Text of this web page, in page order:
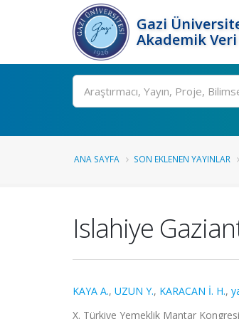
Gazi
Akademik
Ara
ANA SAYFA SON EKLENEN YAYINLAR
Islahiye
KAYA A., UZUN Y., KARACAN İ. H.,
X. Türkiye Yemeklik Mantar